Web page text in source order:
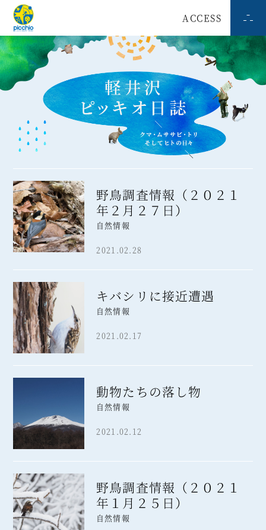
ACCESS
野鳥調査情報（２０２１
年２月２７日）
自然情報
2021.02.28
キバシリに接近遭遇
自然情報
2021.02.17
動物たちの落し物
自然情報
2021.02.12
野鳥調査情報（２０２１
年１月２５日）
自然情報